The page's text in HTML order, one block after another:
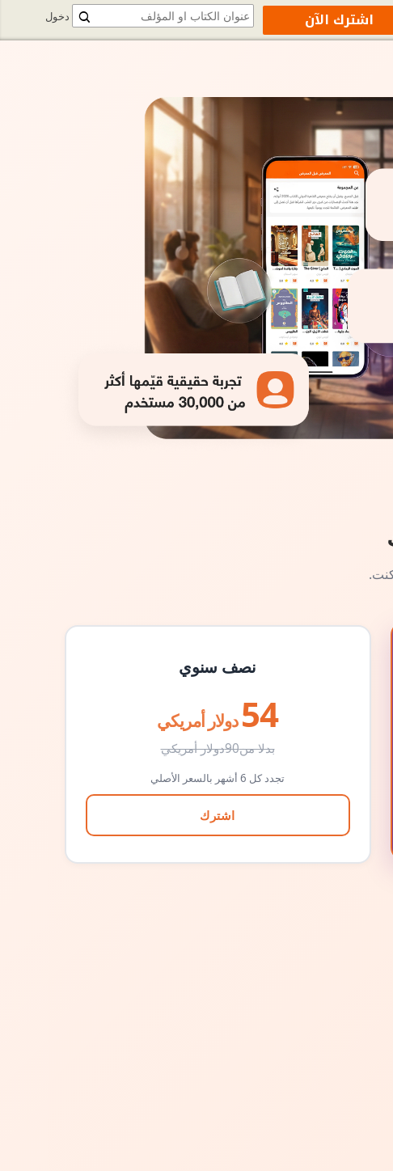
نصف سنوي
54 دولار أمريكي
بدلا من90دولار أمريكي
تجدد كل 6 أشهر بالسعر الأصلي
اشترك
دخول اشترك الآن